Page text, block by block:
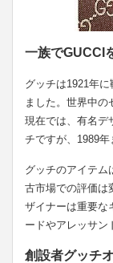
一族でGUCCI
グッチは1921年
ました。世界中の
現在では、有名デ
チですが、1989年
グッチのアイテム
古市場での評価は
ザイナーは重要な
ードやアレッサン
創設者グッチ